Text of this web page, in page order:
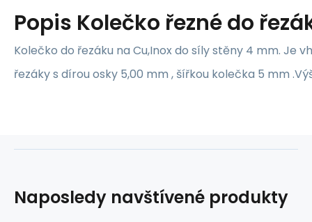
Popis Kolečko řezné do
Kolečko do řezáku na Cu,Inox do síly stěny 4 mm. Je
řezáky s dírou osky 5,00 mm , šířkou kolečka 5 mm
Naposledy navštívené produkty